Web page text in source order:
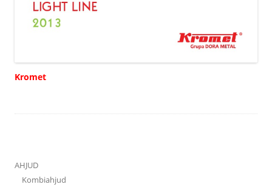
Kromet
AHJUD
Kombiahjud